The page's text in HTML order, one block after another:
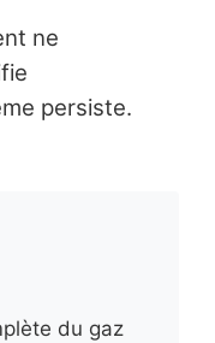
ne
persiste.
du gaz